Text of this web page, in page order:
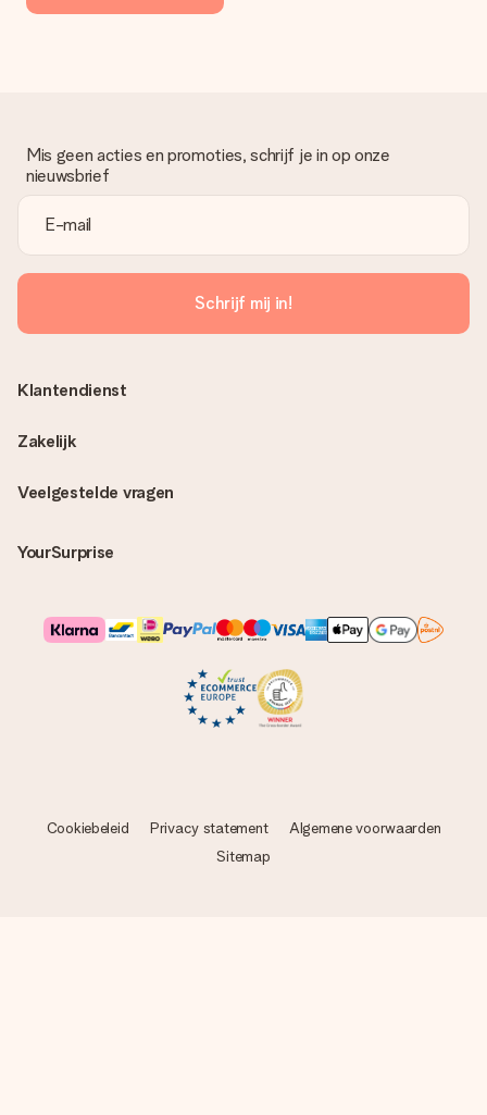
Mis geen acties en promoties, schrijf je in op onze
nieuwsbrief
Schrijf mij in!
Veelgestelde vragen
YourSurprise
Klantendienst
Zakelijk
Cookiebeleid Privacy statement
Algemene voorwaarden
Sitemap